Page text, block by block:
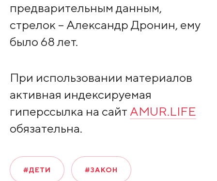
предварительным данным,
стрелок – Александр Дронин, ему
было 68 лет.
При использовании материалов
активная индексируемая
гиперссылка на сайт AMUR.LIFE
обязательна.
#ДЕТИ #ЗАКОН